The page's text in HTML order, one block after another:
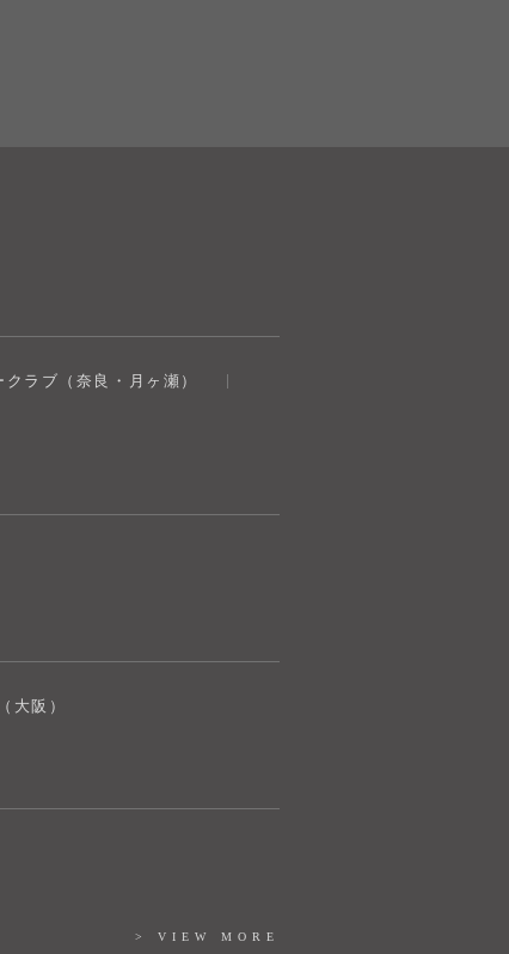
ラブ（奈良・月ヶ瀬）
大阪）
> VIEW MORE
奈良健康ランド
AIコンシェルジュ